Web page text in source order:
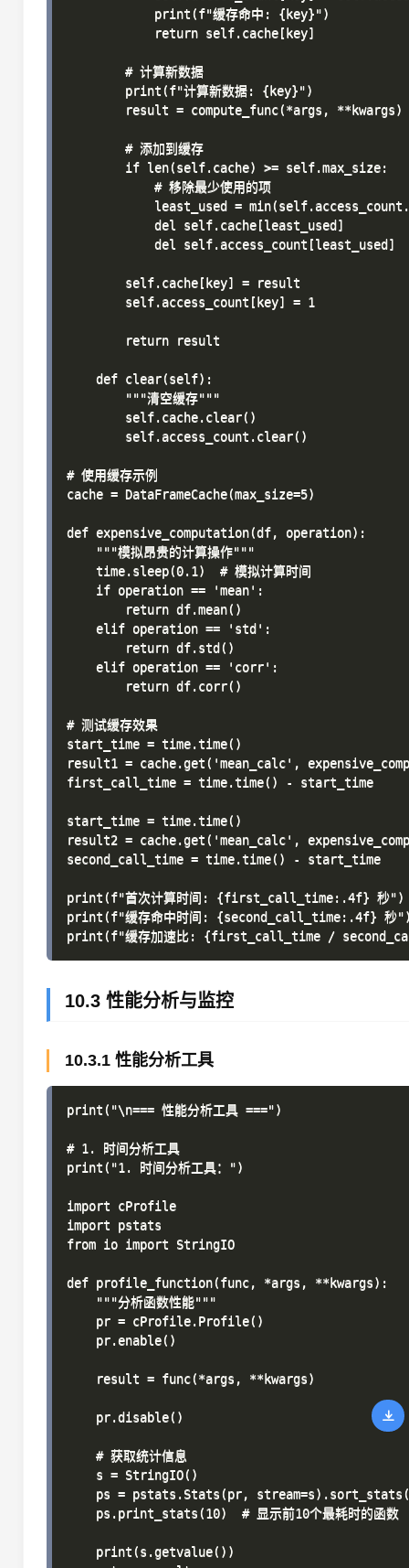
            print(f"缓存命中: {key}")
            return self.cache[key]
        # 计算新数据
        print(f"计算新数据: {key}")
        result = compute_func(*args, **kwargs)
        # 添加到缓存
        if len(self.cache) >= self.max_size:
            # 移除最少使用的项
least_used =
            del self.cache[least_used]
            del self.access_count[least_used]
        self.cache[key] = result
        self.access_count[key] = 1
        return result
    def clear(self):
        """清空缓存"""
        self.cache.clear()
        self.access_count.clear()
# 使用缓存示例
cache = DataFrameCache(max_size=5)
def expensive_computation(df, operation):
    """模拟昂贵的计算操作"""
    time.sleep(0.1)  # 模拟计算时间
    if operation == 'mean':
        return df.mean()
    elif operation == 'std':
        return df.std()
    elif operation == 'corr':
        return df.corr()
# 测试缓存效果
start_time = time.time()
result1 = cache.get('mean_calc',
first_call_time = time.time() - start_time
start_time = time.time()
result2 = cache.get('mean_calc',
second_call_time = time.time() - start_time
print(f"首次计算时间: {first_call_time:.4f} 秒")
print(f"缓存命中时间: {second_call_time:.4f} 秒
10.3 性能分析与监控
10.3.1 性能分析工具
print("\n=== 性能分析工具 ===")
# 1. 时间分析工具
print("1. 时间分析工具：")
import cProfile
import pstats
from io import StringIO
def profile_function(func, *args, **kwargs):
    """分析函数性能"""
    pr = cProfile.Profile()
    pr.enable()
    result = func(*args, **kwargs)
    pr.disable()
    # 获取统计信息
    s = StringIO()
ps = pstats.Stats(pr,
    ps.print_stats(10)  # 显示前10个最耗时的函数
    print(s.getvalue())